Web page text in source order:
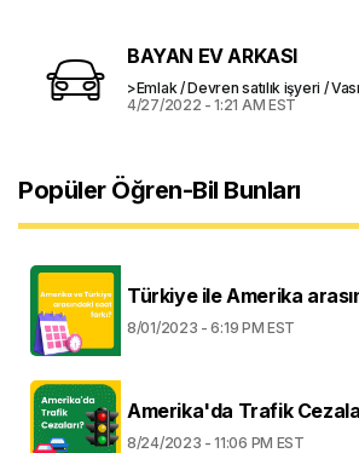
BAYAN EV ARKASI
>Emlak / Devren satılık işyeri /
4/27/2022 - 1:21 AM EST
Popüler Öğren-Bil Bunları
Türkiye ile Amerika
8/01/2023 - 6:19 PM EST
Amerika'da Trafik
8/24/2023 - 11:06 PM EST